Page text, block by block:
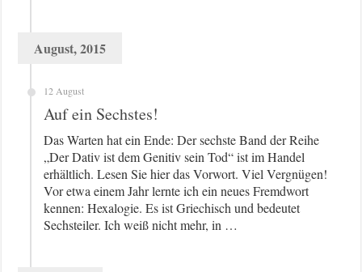
August, 2015
12 August
Auf ein Sechstes!
Das Warten hat ein Ende: Der sechste Band der Reihe
„Der Dativ ist dem Genitiv sein Tod“ ist im Handel
erhältlich. Lesen Sie hier das Vorwort. Viel Vergnügen!
Vor etwa einem Jahr lernte ich ein neues Fremdwort
kennen: Hexalogie. Es ist Griechisch und bedeutet
Sechsteiler. Ich weiß nicht mehr, in …